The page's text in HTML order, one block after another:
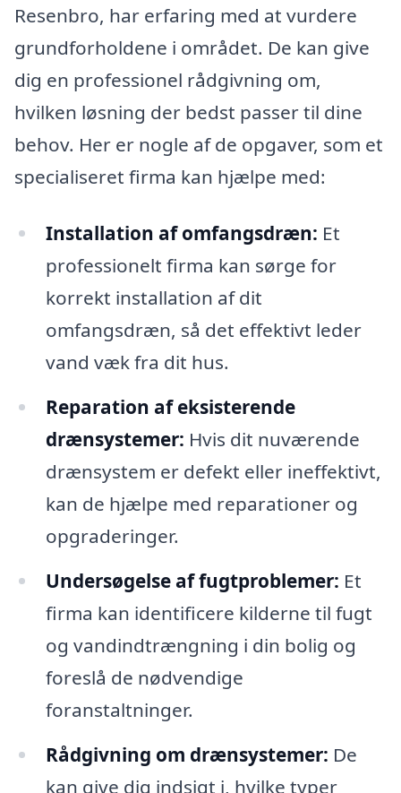
Resenbro, har erfaring med at vurdere
grundforholdene i området. De kan give
dig en professionel rådgivning om,
hvilken løsning der bedst passer til dine
behov. Her er nogle af de opgaver, som et
specialiseret firma kan hjælpe med:
Installation af omfangsdræn: Et
professionelt firma kan sørge for
korrekt installation af dit
omfangsdræn, så det effektivt leder
vand væk fra dit hus.
Reparation af eksisterende
drænsystemer: Hvis dit nuværende
drænsystem er defekt eller ineffektivt,
kan de hjælpe med reparationer og
opgraderinger.
Undersøgelse af fugtproblemer: Et
firma kan identificere kilderne til fugt
og vandindtrængning i din bolig og
foreslå de nødvendige
foranstaltninger.
Rådgivning om drænsystemer: De
kan give dig indsigt i, hvilke typer